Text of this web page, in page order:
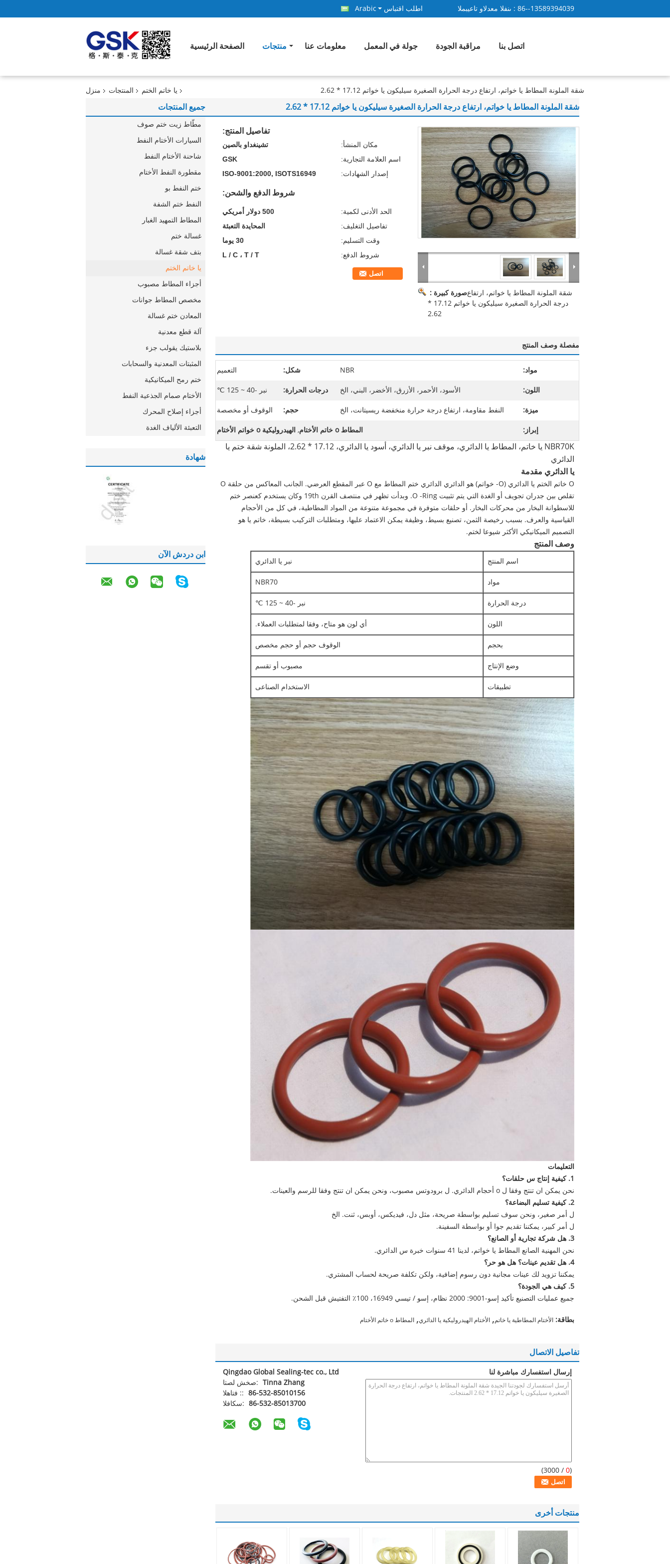
المبيعات والدعم الفنى : 86--13589394039 اطلب اقتباس Arabic
الصفحة الرئيسية منتجات معلومات عنا جولة في المعمل مراقبة الجودة اتصل بنا
منزل المنتجات يا خاتم الختم شقة الملونة المطاط يا خواتم، ارتفاع درجة الحرارة الصغيرة سيليكون يا خواتم 17.12 * 2.62
جميع المنتجات
مطّاط زيت ختم صوف
السيارات الأختام النفط
شاحنة الأختام النفط
مقطورة النفط الأختام
ختم النفط بو
النفط ختم الشفة
المطاط التمهيد الغبار
غسالة ختم
بتف شقة غسالة
يا خاتم الختم
أجزاء المطاط مصبوب
مخصص المطاط جوانات
المعادن ختم غسالة
آلة قطع معدنية
بلاستيك يقولب جزء
المثبتات المعدنية والسحابات
ختم رمح الميكانيكية
الأختام صمام الجذعية النفط
أجزاء إصلاح المحرك
التعبئة الألياف الغدة
شهادة
ابن دردش الآن
شقة الملونة المطاط يا خواتم، ارتفاع درجة الحرارة الصغيرة سيليكون يا خواتم 17.12 * 2.62
صورة كبيرة :شقة الملونة المطاط يا خواتم، ارتفاع
درجة الحرارة الصغيرة سيليكون يا خواتم 17.12 *
2.62
تفاصيل المنتج:
مكان المنشأ:
تشينغداو بالصين
اسم العلامة التجارية:
GSK
إصدار الشهادات:
ISO-9001:2000, ISOTS16949
شروط الدفع والشحن:
الحد الأدنى لكمية:
500 دولار أمريكي
تفاصيل التغليف:
المحايدة التعبئة
وقت التسليم:
30 يوما
شروط الدفع:
L / C ، T / T
اتصل
مفصلة وصف المنتج
مواد: NBR شكل: التعميم
اللون: الأسود، الأحمر، الأزرق، الأخضر، البني، الخ درجات الحرارة: نبر -40 ~ 125 ℃
ميزة: النفط مقاومة، ارتفاع درجة حرارة منخفضة ريسيتانت، الخ حجم: الوقوف أو مخصصة
إبراز: المطاط o خاتم الأختام , الهيدروليكية o خواتم الأختام
NBR70K يا خاتم، المطاط يا الدائري، موقف نبر يا الدائري، أسود يا الدائري، 17.12 * 2.62، الملونة شقة ختم يا
الدائري
يا الدائري مقدمة
O خاتم الختم يا الدائري (O- خواتم) هو الدائري الدائري ختم المطاط مع O عبر المقطع العرضي. الجانب المعاكس من حلقة O
تقلص بين جدران تجويف أو الغدة التي يتم تثبيت O -Ring. وبدأت تظهر في منتصف القرن 19th وكان يستخدم كعنصر ختم
للاسطوانة البخار من محركات البخار. أو حلقات متوفرة في مجموعة متنوعة من المواد المطاطية، في كل من الأحجام
القياسية والعرف. بسبب رخيصة الثمن، تصنيع بسيط، وظيفة يمكن الاعتماد عليها، ومتطلبات التركيب بسيطة، خاتم يا هو
التصميم الميكانيكي الأكثر شيوعا لختم.
وصف المنتج
اسم المنتج نبر يا الدائري
مواد NBR70
درجة الحرارة نبر -40 ~ 125 ℃
اللون أي لون هو متاح، وفقا لمتطلبات العملاء.
بحجم الوقوف حجم أو حجم مخصص
وضع الإنتاج مصبوب أو تقسم
تطبيقات الاستخدام الصناعى
التعليمات
1. كيفية إنتاج س حلقات؟
نحن يمكن ان تنتج وفقا ل o أحجام الدائري. ل برودوتس مصبوب، ونحن يمكن ان تنتج وفقا للرسم والعينات.
2. كيفية تسليم البضاعة؟
ل أمر صغير، ونحن سوف تسليم بواسطة صريحة، مثل دل، فيديكس، أوبس، ثنت. الخ
ل أمر كبير، يمكننا تقديم جوا أو بواسطة السفينة.
3. هل شركة تجارية أو الصانع؟
نحن المهنية الصانع المطاط يا خواتم، لدينا 41 سنوات خبرة س الدائري.
4. هل تقديم عينات؟
هل هو حر؟
يمكننا تزويد لك عينات مجانية دون رسوم إضافية، ولكن تكلفة صريحة لحساب المشتري.
5. كيف هي الجودة؟
جميع عمليات التصنيع تأكيد إسو-9001: 2000 نظام، إسو / تيسي 16949، 100٪ التفتيش قبل الشحن.
بطاقة: الأختام المطاطية يا خاتم, الأختام الهيدروليكية يا الدائري, المطاط o خاتم الأختام
تفاصيل الاتصال
Qingdao Global Sealing-tec co., Ltd
اتصل شخص: Tinna Zhang
الهاتف :: 86-532-85010156
الفاكس: 86-532-85013700
إرسال استفسارك مباشرة لنا
(
0
/ 3000)
منتجات أخرى